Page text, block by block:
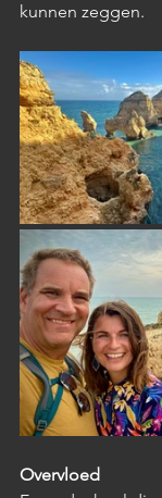
kunnen zeggen.
Overvloed